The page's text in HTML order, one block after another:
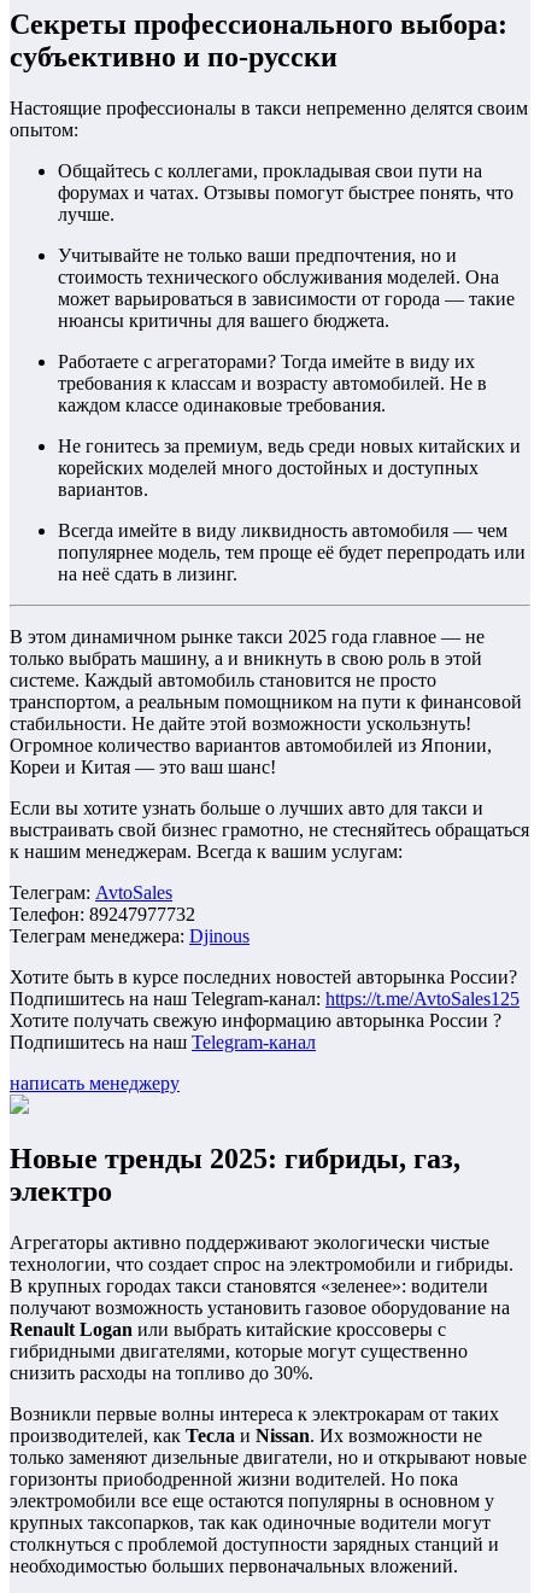
Секреты профессионального выбора:
субъективно и по-русски
Настоящие профессионалы в такси непременно делятся своим
опытом:
Общайтесь с коллегами, прокладывая свои пути на
форумах и чатах. Отзывы помогут быстрее понять, что
лучше.
Учитывайте не только ваши предпочтения, но и
стоимость технического обслуживания моделей. Она
может варьироваться в зависимости от города — такие
нюансы критичны для вашего бюджета.
Работаете с агрегаторами? Тогда имейте в виду их
требования к классам и возрасту автомобилей. Не в
каждом классе одинаковые требования.
Не гонитесь за премиум, ведь среди новых китайских и
корейских моделей много достойных и доступных
вариантов.
Всегда имейте в виду ликвидность автомобиля — чем
популярнее модель, тем проще её будет перепродать или
на неё сдать в лизинг.
В этом динамичном рынке такси 2025 года главное — не
только выбрать машину, а и вникнуть в свою роль в этой
системе. Каждый автомобиль становится не просто
транспортом, а реальным помощником на пути к финансовой
стабильности. Не дайте этой возможности ускользнуть!
Огромное количество вариантов автомобилей из Японии,
Кореи и Китая — это ваш шанс!
Если вы хотите узнать больше о лучших авто для такси и
выстраивать свой бизнес грамотно, не стесняйтесь обращаться
к нашим менеджерам. Всегда к вашим услугам:
Телеграм: AvtoSales
Телефон: 89247977732
Телеграм менеджера: Djinous
Хотите быть в курсе последних новостей авторынка России?
Подпишитесь на наш Telegram-канал: https://t.me/AvtoSales125
Хотите получать свежую информацию авторынка России ?
Подпишитесь на наш Telegram-канал
написать менеджеру
Новые тренды 2025: гибриды, газ,
электро
Агрегаторы активно поддерживают экологически чистые
технологии, что создает спрос на электромобили и гибриды.
В крупных городах такси становятся «зеленее»: водители
получают возможность установить газовое оборудование на
Renault Logan или выбрать китайские кроссоверы с
гибридными двигателями, которые могут существенно
снизить расходы на топливо до 30%.
Возникли первые волны интереса к электрокарам от таких
производителей, как Тесла и Nissan. Их возможности не
только заменяют дизельные двигатели, но и открывают новые
горизонты приободренной жизни водителей. Но пока
электромобили все еще остаются популярны в основном у
крупных таксопарков, так как одиночные водители могут
столкнуться с проблемой доступности зарядных станций и
необходимостью больших первоначальных вложений.